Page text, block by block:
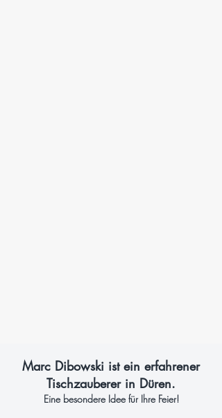
Marc Dibowski ist ein erfahrener
Tischzauberer in Düren.
Eine besondere Idee für Ihre Feier!